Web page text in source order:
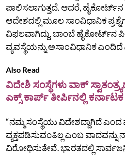
ಪಾಲಿಸಲಾಗುತ್ತದೆ. ಆದರೆ, ಹೈಕೋರ್ಟ್‌ನ
ಆದೇಶದಲ್ಲಿ ಮೂಲ ಸಾಂವಿಧಾನಿಕ
ವಿಫಲವಾಗಿದ್ದು, ಬಾಂಬೆ ಹೈಕೋರ್ಟ್‌ನ
ವ್ಯವಸ್ಥೆಯನ್ನು ಅಸಾಂವಿಧಾನಿಕ ಎಂದಿದೆ
Also Read
ವಿದೇಶಿ ಸಂಸ್ಥೆಗಳು ವಾಕ್
ಎಕ್ಸ್ ಕಾರ್ಪ್ ತೀರ್ಪಿನಲ್ಲಿ
“ನಮ್ಮ ಸಂಸ್ಥೆಯು ವಿದೇಶದ್ದಾಗಿದೆ ಎಂದ
ವ್ಯಕ್ತಪಡಿಸುವಂತಿಲ್ಲ ಎಂಬ
ವಿರೋಧಿಸುತೇವೆ. ಭಾರತದಲ್ಲಿ